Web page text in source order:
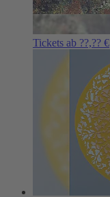
Tickets ab ??,?? €